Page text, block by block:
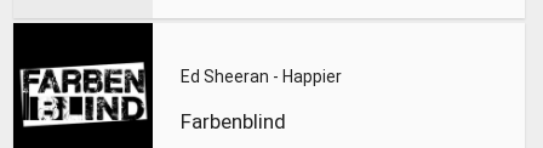
Ed Sheeran - Happier
Farbenblind